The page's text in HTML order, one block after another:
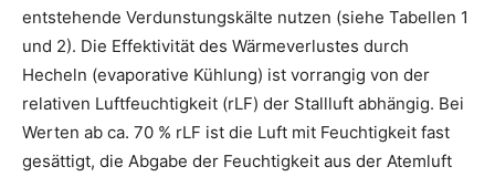
entstehende Verdunstungskälte nutzen (siehe Tabellen 1
und 2). Die Effektivität des Wärmeverlustes durch
Hecheln (evaporative Kühlung) ist vorrangig von der
relativen Luftfeuchtigkeit (rLF) der Stallluft abhängig. Bei
Werten ab ca. 70 % rLF ist die Luft mit Feuchtigkeit fast
gesättigt, die Abgabe der Feuchtigkeit aus der Atemluft